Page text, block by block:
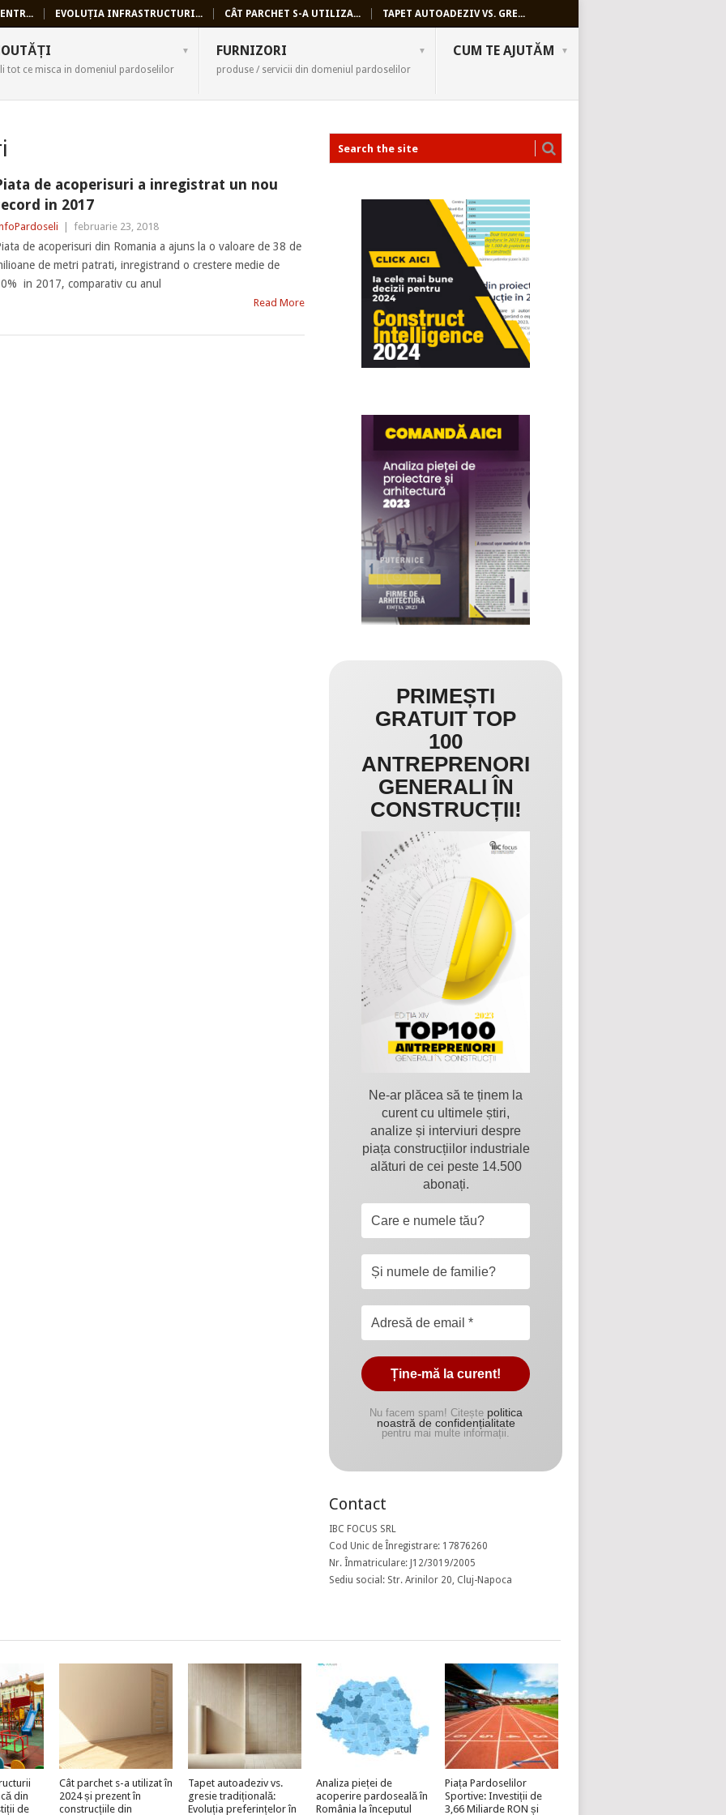
EVOLUȚIA INFRASTRUCTURI... CÂT PARCHET S-A UTILIZA... TAPET AUTOADEZIV VS. GRE...
tot ce misca in domeniul pardoselilor
FURNIZORI
produse / servicii din domeniul pardoselilor
CUM TE AJUTĂM
de acoperisuri a inregistrat un nou
in 2017
februarie 23, 2018
de acoperisuri din Romania a ajuns la o valoare de 38 de
de metri patrati, inregistrand o crestere medie de
in 2017, comparativ cu anul
Read More
PRIMEȘTI
GRATUIT TOP
100
ANTREPRENORI
GENERALI ÎN
CONSTRUCȚII!
Ne-ar plăcea să te ținem la
curent cu ultimele știri,
analize și interviuri despre
piața construcțiilor industriale
alături de cei peste 14.500
abonați.
Nu facem spam! Citește politica
noastră de confidențialitate
pentru mai multe informații.
Contact
IBC FOCUS SRL
Cod Unic de Înregistrare: 17876260
Nr. Înmatriculare: J12/3019/2005
Sediu social: Str. Arinilor 20, Cluj-Napoca
din
de
Cât parchet s-a utilizat în
2024 și prezent în
construcțiile din
Tapet autoadeziv vs.
gresie tradițională:
Evoluția preferințelor în
Analiza pieței de
acoperire pardoseală în
România la începutul
Piața Pardoselilor
Sportive: Investiții de
3,66 Miliarde RON și